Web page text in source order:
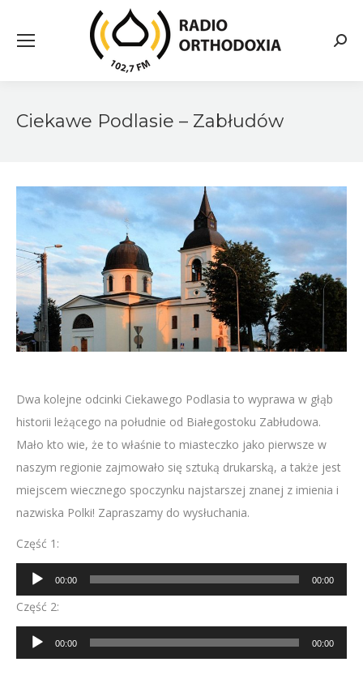
Ciekawe Podlasie – Zabłudów
Dwa kolejne odcinki Ciekawego Podlasia to wyprawa w głąb
historii leżącego na południe od Białegostoku Zabłudowa.
Mało kto wie, że to właśnie to miasteczko jako pierwsze w
naszym regionie zajmowało się sztuką drukarską, a także jest
miejscem wiecznego spoczynku najstarszej znanej z imienia i
nazwiska Polki! Zapraszamy do wysłuchania.
Część 1:
Odtwarzacz
plików
dźwiękowych
00:00 00:00
Część 2:
Odtwarzacz
plików
00:00 00:00